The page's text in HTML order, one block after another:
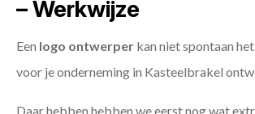
– Werkwijze
Een logo ontwerper kan niet spontaan
voor je onderneming in Kasteelbrakel
Daar hebben hebben we eerst nog wat